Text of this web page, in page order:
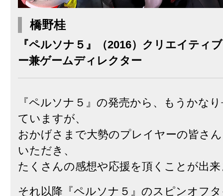
橋野桂
『ペルソナ５』（2016）クリエイティ
ー兼ゲームディレクター
『ペルソナ５』の発売から、もうかな
ていますが、
おかげさまで大勢のプレイヤーの皆さ
いただき、
たくさんの感想や応援を頂くことが出
それ以降『ペルソナ５』のスピンオフ